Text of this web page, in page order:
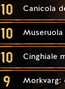
10 Canicola
10
10 Cinghiale
9 Morkvarg: